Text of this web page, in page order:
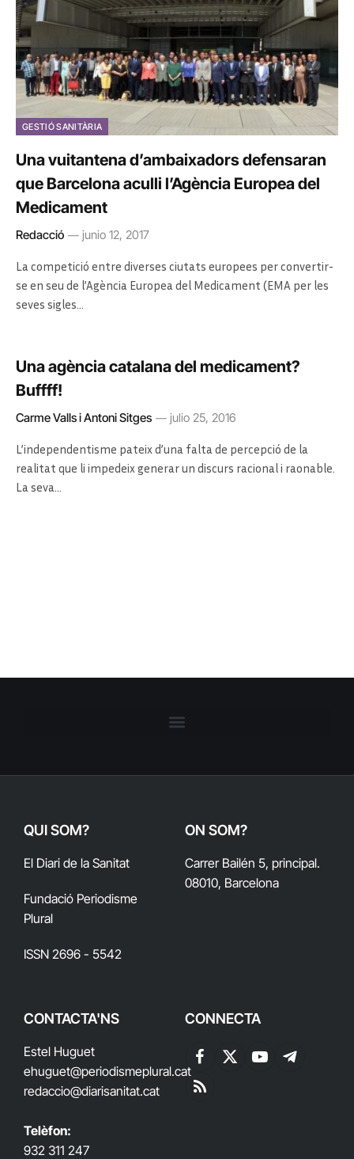
GESTIÓ SANITÀRIA
Una vuitantena d’ambaixadors defensaran
que Barcelona aculli l’Agència Europea del
Medicament
Redacció junio 12, 2017
La competició entre diverses ciutats europees per convertir-
se en seu de l’Agència Europea del Medicament (EMA per les
seves sigles…
Una agència catalana del medicament?
Buffff!
Carme Valls i Antoni Sitges julio 25, 2016
L’independentisme pateix d’una falta de percepció de la
realitat que li impedeix generar un discurs racional i raonable.
La seva…
QUI SOM?
El Diari de la Sanitat
Fundació Periodisme
Plural
ISSN 2696 - 5542
ON SOM?
Carrer Bailén 5, principal.
08010, Barcelona
CONTACTA'NS
Estel Huguet
ehuguet@periodismeplural.cat
redaccio@diarisanitat.cat
Telèfon:
932 311 247
CONNECTA
Facebook
X
YouTubeTelegram
RSS